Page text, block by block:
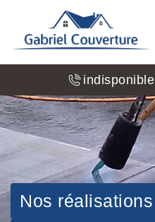
indisponible
Nos réalisations